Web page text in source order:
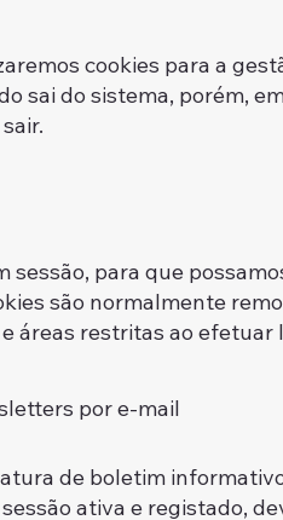
cookies para a
sai do sistema, porém,
sessão, para que
são normalmente
a recursos e
por e-mail
de boletim
ativa e registado,